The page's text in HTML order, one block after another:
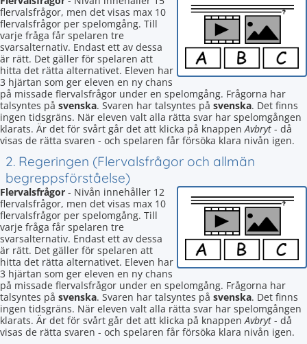
flervalsfrågor, men det visas max 10
flervalsfrågor per spelomgång. Till
varje fråga får spelaren tre
svarsalternativ. Endast ett av dessa
är rätt. Det gäller för spelaren att
hitta det rätta alternativet. Eleven har
3 hjärtan som ger eleven en ny chans
på missade flervalsfrågor under en spelomgång. Frågorna har
talsyntes på svenska. Svaren har talsyntes på svenska. Det finns
ingen tidsgräns. När eleven valt alla rätta svar har spelomgången
klarats. Är det för svårt går det att klicka på knappenAvbryt - då
visas de rätta svaren - och spelaren får försöka klara nivån igen.
2. Regeringen (Flervalsfrågor och allmän
begreppsförståelse)
Flervalsfrågor - Nivån innehåller 12
flervalsfrågor, men det visas max 10
flervalsfrågor per spelomgång. Till
varje fråga får spelaren tre
svarsalternativ. Endast ett av dessa
är rätt. Det gäller för spelaren att
hitta det rätta alternativet. Eleven har
3 hjärtan som ger eleven en ny chans
på missade flervalsfrågor under en spelomgång. Frågorna har
talsyntes på svenska. Svaren har talsyntes på svenska. Det finns
ingen tidsgräns. När eleven valt alla rätta svar har spelomgången
klarats. Är det för svårt går det att klicka på knappenAvbryt - då
visas de rätta svaren - och spelaren får försöka klara nivån igen.